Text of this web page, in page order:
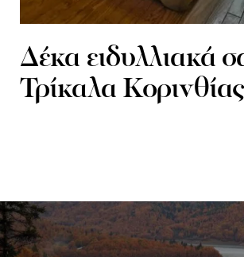
Δέκα ειδυλλιακά
Τρίκαλα Κορινθίας